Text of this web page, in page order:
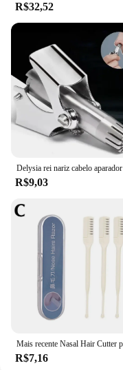
R$32,52
Delysia rei nariz cabelo aparador
R$9,03
R$7,16